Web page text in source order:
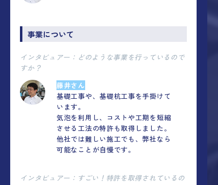
事業について
インタビュアー：どのような事業を行っているので
すか？
藤井さん
基礎工事や、基礎杭工事を手掛けて
います。
気泡を利用し、コストや工期を短縮
させる工法の特許も取得しました。
他社では難しい施工でも、弊社なら
可能なことが自慢です。
インタビュアー：すごい！特許を取得されているの